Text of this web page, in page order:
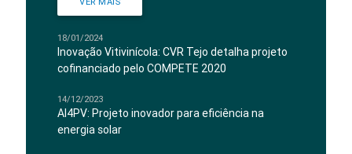
18/01/2024
Inovação Vitivinícola: CVR Tejo detalha projeto
cofinanciado pelo COMPETE 2020
14/12/2023
AI4PV: Projeto inovador para eficiência na
energia solar